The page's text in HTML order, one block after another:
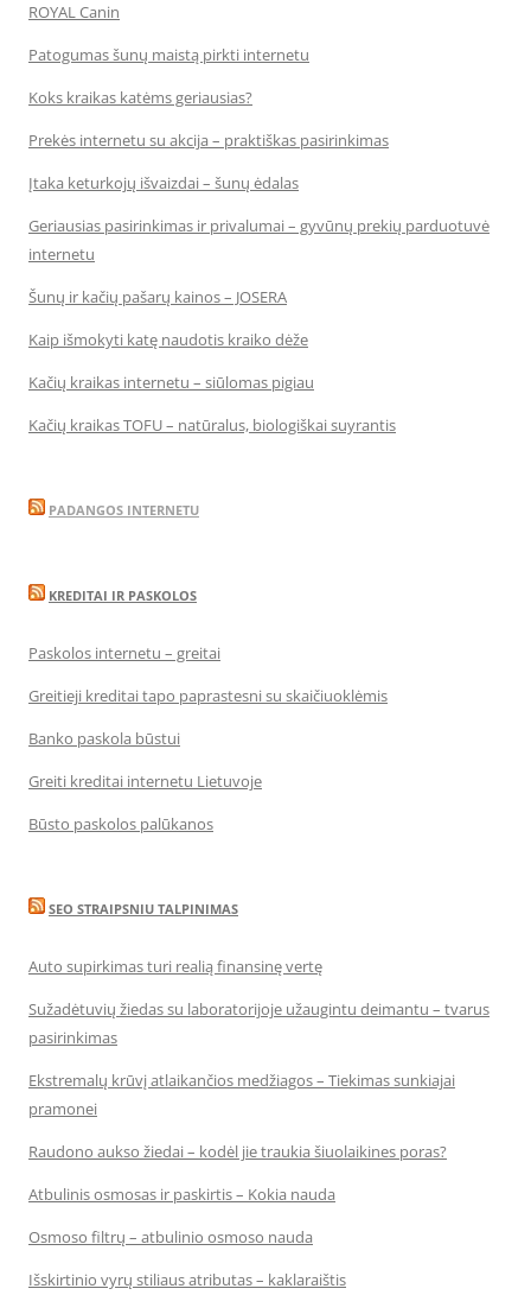
ROYAL Canin
Patogumas šunų maistą pirkti internetu
Koks kraikas katėms geriausias?
Prekės internetu su akcija – praktiškas pasirinkimas
Įtaka keturkojų išvaizdai – šunų ėdalas
Geriausias pasirinkimas ir privalumai – gyvūnų prekių parduotuvė
internetu
Šunų ir kačių pašarų kainos – JOSERA
Kaip išmokyti katę naudotis kraiko dėže
Kačių kraikas internetu – siūlomas pigiau
Kačių kraikas TOFU – natūralus, biologiškai suyrantis
PADANGOS INTERNETU
KREDITAI IR PASKOLOS
Paskolos internetu – greitai
Greitieji kreditai tapo paprastesni su skaičiuoklėmis
Banko paskola būstui
Greiti kreditai internetu Lietuvoje
Būsto paskolos palūkanos
SEO STRAIPSNIU TALPINIMAS
Auto supirkimas turi realią finansinę vertę
Sužadėtuvių žiedas su laboratorijoje užaugintu deimantu – tvarus
pasirinkimas
Ekstremalų krūvį atlaikančios medžiagos – Tiekimas sunkiajai
pramonei
Raudono aukso žiedai – kodėl jie traukia šiuolaikines poras?
Atbulinis osmosas ir paskirtis – Kokia nauda
Osmoso filtrų – atbulinio osmoso nauda
Išskirtinio vyrų stiliaus atributas – kaklaraištis